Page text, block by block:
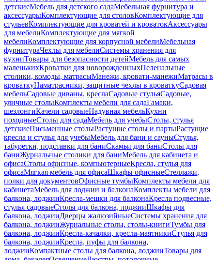
детскиеМебель для детского садаМебельная фурнитура и
аксессуарыКомплектующие для столовКомплектующие для
стульевКомплектующие для кроватей и кроватокАксессуары
для мебелиКомплектующие для мягкой
мебелиКомплектующие для корпусной мебелиМебельная
фурнитураЧехлы для мебелиСистемы хранения для
кухниТовары для безопасности детейМебель для самых
маленькихКроватки для новорожденныхПеленальные
столики, комоды, матрасыМанежи, кровати-манежиМатрасы в
кроваткуНаматрасники, защитные чехлы в кроваткуСадовая
мебельСадовые диваны, креслаСадовые стульяСадовые,
уличные столыКомплекты мебели для садаГамаки,
шезлонгиКачели садовыеНадувная мебельКухни
походныеСтолы для садаМебель для учебыСтолы, стулья
детскиеПисьменные столыРастущие столы и партыРастущие
кресла и стулья для учебыМебель для бани и сауныСтулья,
табуретки, подставки для баниСкамьи для баниСтолы для
баниЖурнальные столики для баниМебель для кабинета и
офисаСтолы офисные, компьютерныеКресла, стулья для
офисаМягкая мебель для офисаШкафы офисныеСтеллажи,
полки для документовОфисные тумбыКомплекты мебели для
кабинетаМебель для лоджии и балконаКомплекты мебели для
балкона, лоджииКресла-мешки для балконаКресла подвесные,
стулья садовыеСтолы для балкона, лоджииШкафы для
балкона, лоджииДверцы жалюзийныеСистемы хранения для
балкона, лоджииЖурнальные столы, столы-книгиТумбы для
балкона, лоджииКресла-качалки, кресла-маятникиСтулья для
балкона, лоджииКресла, пуфы для балкона,
лоджииКомпактные столы для балкона, лоджииТовары для